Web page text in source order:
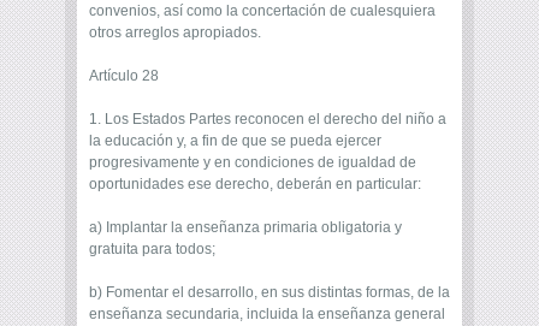
convenios, así como la concertación de cualesquiera
otros arreglos apropiados.
Artículo 28
1. Los Estados Partes reconocen el derecho del niño a
la educación y, a fin de que se pueda ejercer
progresivamente y en condiciones de igualdad de
oportunidades ese derecho, deberán en particular:
a) Implantar la enseñanza primaria obligatoria y
gratuita para todos;
b) Fomentar el desarrollo, en sus distintas formas, de la
enseñanza secundaria, incluida la enseñanza general